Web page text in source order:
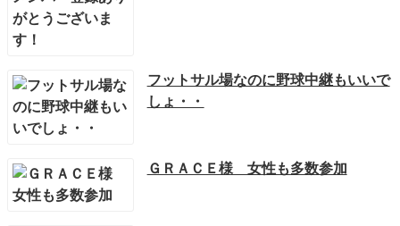
フットサル場なのに野球中継もいいで
しょ・・
ＧＲＡＣＥ様 女性も多数参加